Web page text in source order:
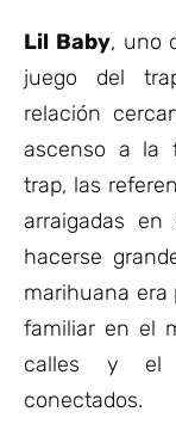
Lil Baby, uno
juego del
relación
ascenso a la
trap, las
arraigadas
hacerse
marihuana era
familiar en el
calles y el
conectados.